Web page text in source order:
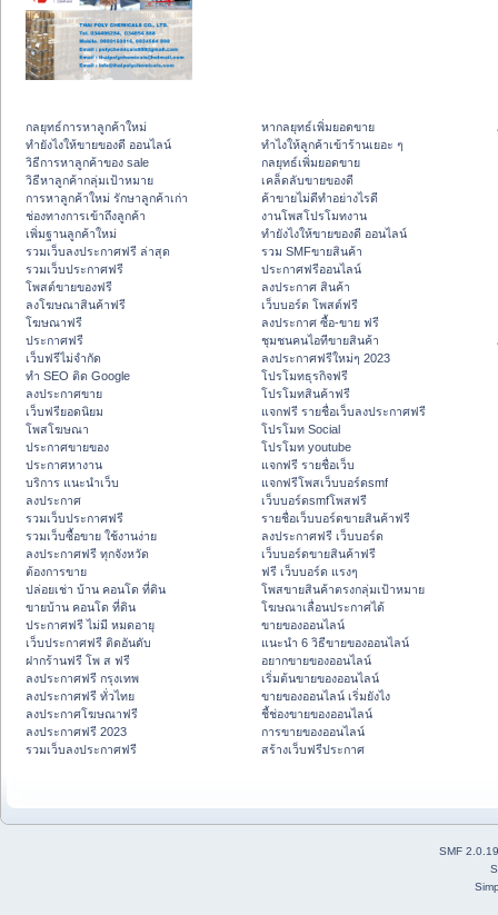
กลยุทธ์การหาลูกค้าใหม่
ทํายังไงให้ขายของดี ออนไลน์
วิธีการหาลูกค้าของ sale
วิธีหาลูกค้ากลุ่มเป้าหมาย
การหาลูกค้าใหม่ รักษาลูกค้าเก่า
ช่องทางการเข้าถึงลูกค้า
เพิ่มฐานลูกค้าใหม่
รวมเว็บลงประกาศฟรี ล่าสุด
รวมเว็บประกาศฟรี
โพสต์ขายของฟรี
ลงโฆษณาสินค้าฟรี
โฆษณาฟรี
ประกาศฟรี
เว็บฟรีไม่จำกัด
ทำ SEO ติด Google
ลงประกาศขาย
เว็บฟรียอดนิยม
โพสโฆษณา
ประกาศขายของ
ประกาศหางาน
บริการ แนะนำเว็บ
ลงประกาศ
รวมเว็บประกาศฟรี
รวมเว็บซื้อขาย ใช้งานง่าย
ลงประกาศฟรี ทุกจังหวัด
ต้องการขาย
ปล่อยเช่า บ้าน คอนโด ที่ดิน
ขายบ้าน คอนโด ที่ดิน
ประกาศฟรี ไม่มี หมดอายุ
เว็บประกาศฟรี ติดอันดับ
ฝากร้านฟรี โพ ส ฟรี
ลงประกาศฟรี กรุงเทพ
ลงประกาศฟรี ทั่วไทย
ลงประกาศโฆษณาฟรี
ลงประกาศฟรี 2023
รวมเว็บลงประกาศฟรี
หากลยุทธ์เพิ่มยอดขาย
ทําไงให้ลูกค้าเข้าร้านเยอะ ๆ
กลยุทธ์เพิ่มยอดขาย
เคล็ดลับขายของดี
ค้าขายไม่ดีทำอย่างไรดี
งานโพสโปรโมทงาน
ทํายังไงให้ขายของดี ออนไลน์
รวม SMFขายสินค้า
ประกาศฟรีออนไลน์
ลงประกาศ สินค้า
เว็บบอร์ด โพสต์ฟรี
ลงประกาศ ซื้อ-ขาย ฟรี
ชุมชนคนไอทีขายสินค้า
ลงประกาศฟรีใหม่ๆ 2023
โปรโมทธุรกิจฟรี
โปรโมทสินค้าฟรี
แจกฟรี รายชื่อเว็บลงประกาศฟรี
โปรโมท Social
โปรโมท youtube
แจกฟรี รายชื่อเว็บ
แจกฟรีโพสเว็บบอร์ดsmf
เว็บบอร์ดsmfโพสฟรี
รายชื่อเว็บบอร์ดขายสินค้าฟรี
ลงประกาศฟรี เว็บบอร์ด
เว็บบอร์ดขายสินค้าฟรี
ฟรี เว็บบอร์ด แรงๆ
โพสขายสินค้าตรงกลุ่มเป้าหมาย
โฆษณาเลื่อนประกาศได้
ขายของออนไลน์
แนะนำ 6 วิธีขายของออนไลน์
อยากขายของออนไลน์
เริ่มต้นขายของออนไลน์
ขายของออนไลน์ เริ่มยังไง
ชี้ช่องขายของออนไลน์
การขายของออนไลน์
สร้างเว็บฟรีประกาศ
SMF 2.0.19